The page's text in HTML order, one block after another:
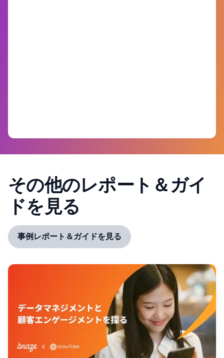
その他のレポート＆ガイ
ドを見る
事例レポート＆ガイドを見る